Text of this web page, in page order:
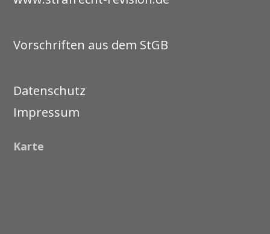
Vorschriften aus dem StGB
Datenschutz
Impressum
Karte